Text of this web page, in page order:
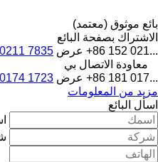
بائع موثوق (معتمد)
الاشتراك بصفحة البائع
+86 152 021... عرض 7835
معاودة الاتصال بي
+86 181 017... عرض 1723
مزيد من المعلومات
اسأل البائع